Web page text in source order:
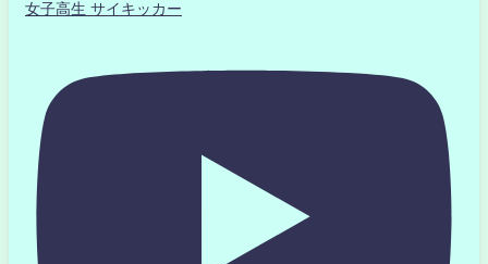
女子高生 サイキッカー